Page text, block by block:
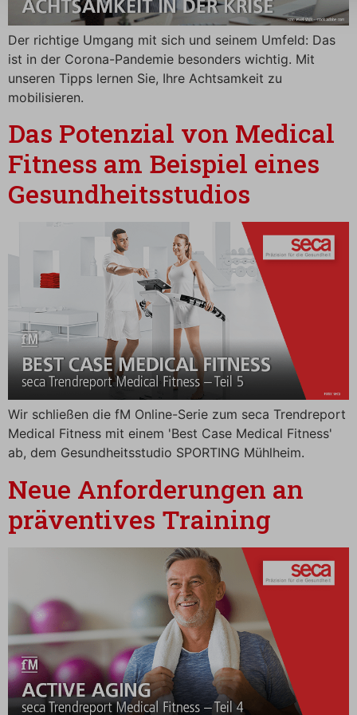
Der richtige Umgang mit sich und seinem Umfeld: Das
ist in der Corona-Pandemie besonders wichtig. Mit
unseren Tipps lernen Sie, Ihre Achtsamkeit zu
mobilisieren.
Das Potenzial von Medical
Fitness am Beispiel eines
Gesundheitsstudios
Wir schließen die fM Online-Serie zum seca Trendreport
Medical Fitness mit einem 'Best Case Medical Fitness'
ab, dem Gesundheitsstudio SPORTING Mühlheim.
Neue Anforderungen an
präventives Training